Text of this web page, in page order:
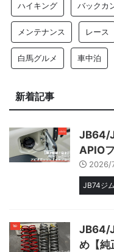
ハイキング バックカ
メンテナンス レース
白馬グルメ 車中泊
新着記事
JB64/
APIO
2026/
JB74ジ
JB64/
め【純